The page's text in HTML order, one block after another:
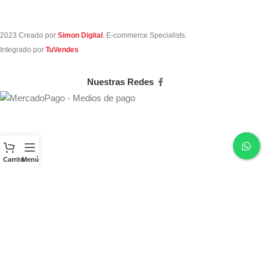
2023 Creado por Simon Digital. E-commerce Specialists.
Integrado por TuVendes
Nuestras Redes
CarritoMenú